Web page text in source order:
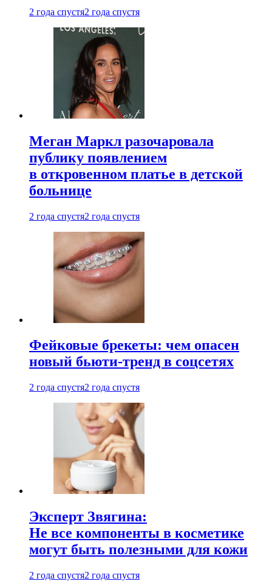
2 года спустя2 года спустя
Меган Маркл разочаровала
публику появлением
в откровенном платье в детской
больнице
2 года спустя2 года спустя
Фейковые брекеты: чем опасен
новый бьюти-тренд в соцсетях
2 года спустя2 года спустя
Эксперт Звягина:
Не все компоненты в косметике
могут быть полезными для кожи
2 года спустя2 года спустя